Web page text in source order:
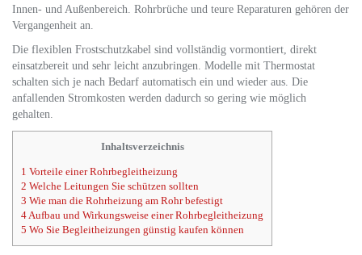
Innen- und Außenbereich. Rohrbrüche und teure Reparaturen gehören der
Vergangenheit an.
Die flexiblen Frostschutzkabel sind vollständig vormontiert, direkt
einsatzbereit und sehr leicht anzubringen. Modelle mit Thermostat
schalten sich je nach Bedarf automatisch ein und wieder aus. Die
anfallenden Stromkosten werden dadurch so gering wie möglich
gehalten.
Inhaltsverzeichnis
1 Vorteile einer Rohrbegleitheizung
2 Welche Leitungen Sie schützen sollten
3 Wie man die Rohrheizung am Rohr befestigt
4Aufbau und Wirkungsweise einer Rohrbegleitheizung
5 Wo Sie Begleitheizungen günstig kaufen können